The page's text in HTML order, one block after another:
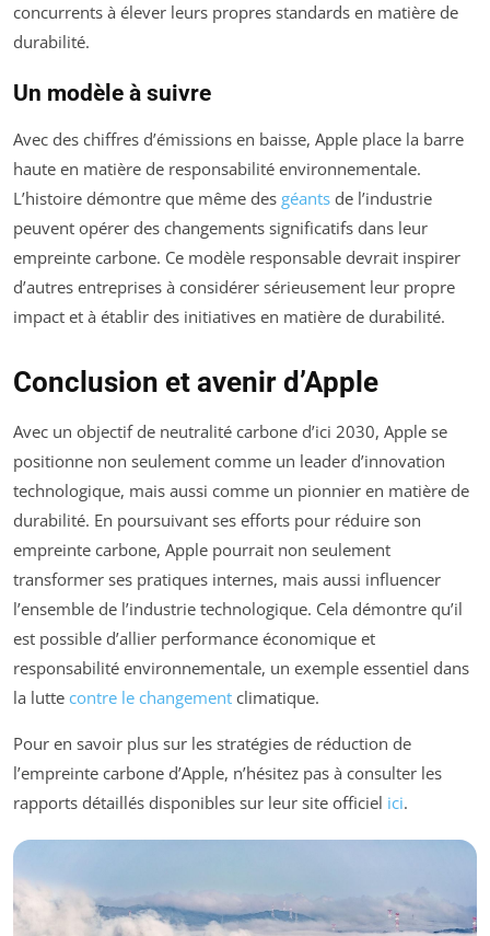
concurrents à élever leurs propres standards en matière de
durabilité.
Un modèle à suivre
Avec des chiffres d’émissions en baisse, Apple place la barre
haute en matière de responsabilité environnementale.
L’histoire démontre que même des géants de l’industrie
peuvent opérer des changements significatifs dans leur
empreinte carbone. Ce modèle responsable devrait inspirer
d’autres entreprises à considérer sérieusement leur propre
impact et à établir des initiatives en matière de durabilité.
Conclusion et avenir d’Apple
Avec un objectif de neutralité carbone d’ici 2030, Apple se
positionne non seulement comme un leader d’innovation
technologique, mais aussi comme un pionnier en matière de
durabilité. En poursuivant ses efforts pour réduire son
empreinte carbone, Apple pourrait non seulement
transformer ses pratiques internes, mais aussi influencer
l’ensemble de l’industrie technologique. Cela démontre qu’il
est possible d’allier performance économique et
responsabilité environnementale, un exemple essentiel dans
la lutte contre le changement climatique.
Pour en savoir plus sur les stratégies de réduction de
l’empreinte carbone d’Apple, n’hésitez pas à consulter les
rapports détaillés disponibles sur leur site officiel ici.